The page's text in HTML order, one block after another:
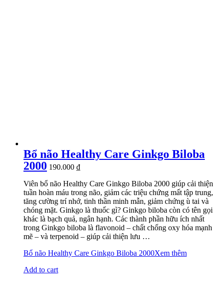
Bổ não Healthy Care Ginkgo Biloba
2000 190.000 ₫
Viên bổ não Healthy Care Ginkgo Biloba 2000 giúp cải thiện
tuần hoàn máu trong não, giảm các triệu chứng mất tập trung,
tăng cường trí nhớ, tinh thần minh mẫn, giảm chứng ù tai và
chóng mặt. Ginkgo là thuốc gì? Ginkgo biloba còn có tên gọi
khác là bạch quả, ngân hạnh. Các thành phần hữu ích nhất
trong Ginkgo biloba là flavonoid – chất chống oxy hóa mạnh
mẽ – và terpenoid – giúp cải thiện lưu …
Bổ não Healthy Care Ginkgo Biloba 2000Xem thêm
Add to cart